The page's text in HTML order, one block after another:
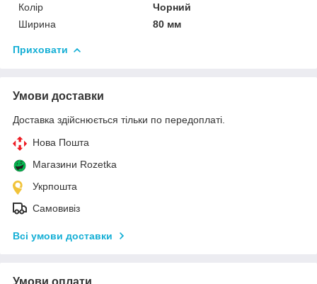
Колір
Чорний
Ширина
80 мм
Приховати
Умови доставки
Доставка здійснюється тільки по передоплаті.
Нова Пошта
Магазини Rozetka
Укрпошта
Самовивіз
Всі умови доставки
Умови оплати